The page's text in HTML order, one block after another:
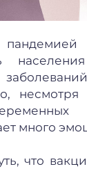
много
что